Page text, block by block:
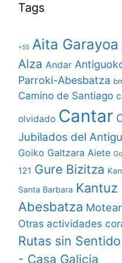
Tags
+55 Aita Garayoa
Alza Andar
Parroki-Abesbatza
Camino de Santiago
olvidado Cantar
Jubilados del
Goiko Galtzara Aiete
121 Gure Bizitza
Santa Barbara Kantuz
Abesbatza Motear
Otras actividades
Rutas sin Sentido
- Casa Galicia